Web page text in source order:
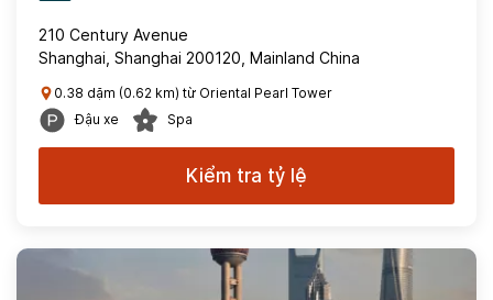
210 Century Avenue
Shanghai, Shanghai 200120, Mainland China
0.38 dặm (0.62 km) từ Oriental Pearl Tower
Đậu xe
Spa
Kiểm tra tỷ lệ